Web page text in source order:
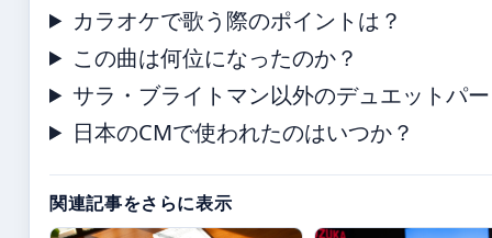
カラオケで歌う際のポイントは？
この曲は何位になったのか？
サラ・ブライトマン以外のデュエットパ
日本のCMで使われたのはいつか？
関連記事をさらに表示